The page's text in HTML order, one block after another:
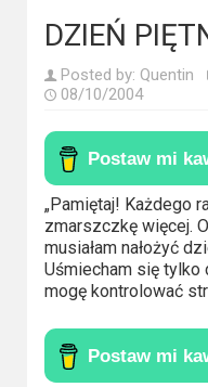
dokumentalne
Horrory
azjatyckie
Kino
europejskie
Kino
polskie
Komedie
DZIEŃ
Posted by: Quentin
08/10/2004
„Pamiętaj! Każdego
zmarszczkę więcej.
musiałam nałożyć
Uśmiecham się
mogę kontrolować